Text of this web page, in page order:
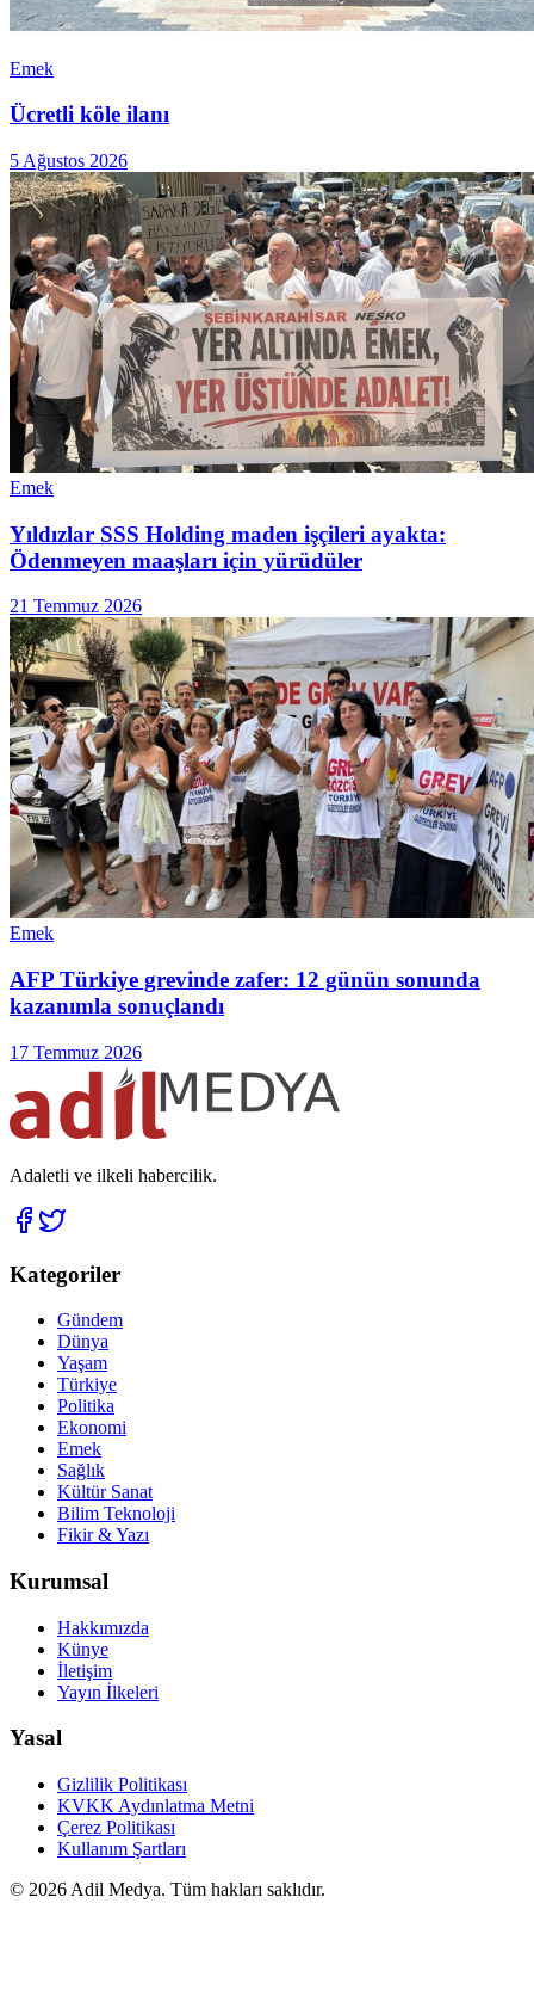
Emek
Ücretli köle ilanı
5 Ağustos 2026
Emek
Yıldızlar SSS Holding maden işçileri ayakta:
Ödenmeyen maaşları için yürüdüler
21 Temmuz 2026
Emek
AFP Türkiye grevinde zafer: 12 günün sonunda
kazanımla sonuçlandı
17 Temmuz 2026
Adaletli ve ilkeli habercilik.
Kategoriler
Gündem
Dünya
Yaşam
Türkiye
Politika
Ekonomi
Emek
Sağlık
Kültür Sanat
Bilim Teknoloji
Fikir & Yazı
Kurumsal
Hakkımızda
Künye
İletişim
Yayın İlkeleri
Yasal
Gizlilik Politikası
KVKK Aydınlatma Metni
Çerez Politikası
Kullanım Şartları
© 2026 Adil Medya. Tüm hakları saklıdır.